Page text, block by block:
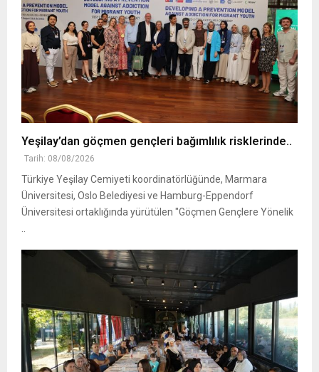
Yeşilay’dan göçmen gençleri bağımlılık risklerinde..
Tarih: 08/08/2026
Türkiye Yeşilay Cemiyeti koordinatörlüğünde, Marmara
Üniversitesi, Oslo Belediyesi ve Hamburg-Eppendorf
Üniversitesi ortaklığında yürütülen "Göçmen Gençlere Yönelik